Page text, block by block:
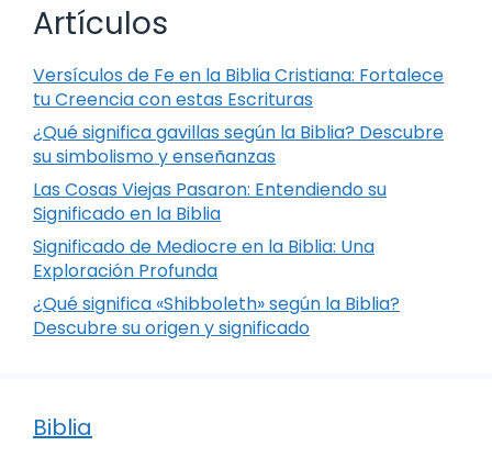
Artículos
Versículos de Fe en la Biblia Cristiana: Fortalece
tu Creencia con estas Escrituras
¿Qué significa gavillas según la Biblia? Descubre
su simbolismo y enseñanzas
Las Cosas Viejas Pasaron: Entendiendo su
Significado en la Biblia
Significado de Mediocre en la Biblia: Una
Exploración Profunda
¿Qué significa «Shibboleth» según la Biblia?
Descubre su origen y significado
Biblia